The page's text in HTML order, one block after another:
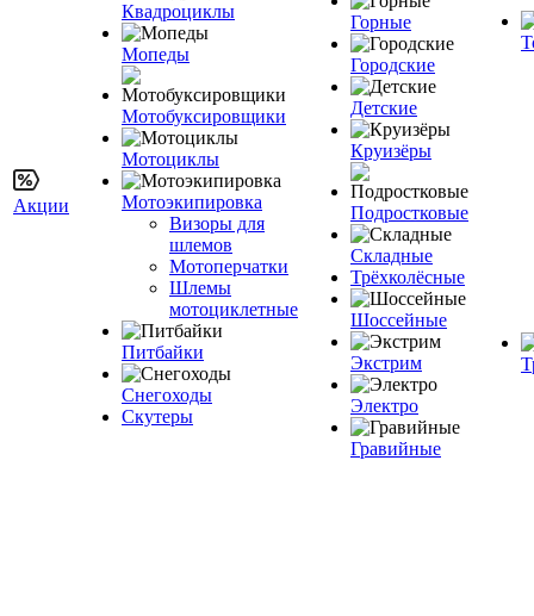
Акции
Квадроциклы
Мопеды
Мотобуксировщики
Мотоциклы
Мотоэкипировка
Визоры для
шлемов
Мотоперчатки
Шлемы
мотоциклетные
Питбайки
Снегоходы
Скутеры
Горные
Городские
Детские
Круизёры
Подростковые
Складные
Трёхколёсные
Шоссейные
Экстрим
Электро
Гравийные